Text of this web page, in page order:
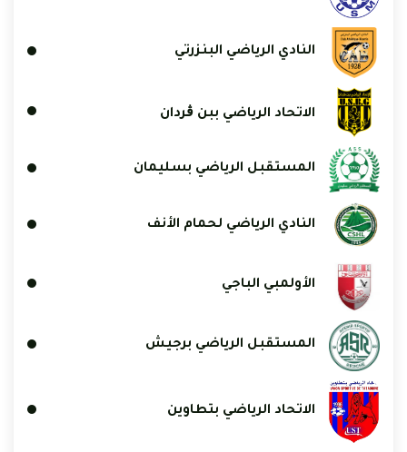
النادي الرياضي البنزرتي
الاتحاد الرياضي ببن ڨردان
المستقبل الرياضي بسليمان
النادي الرياضي لحمام الأنف
الأولمبي الباجي
المستقبل الرياضي برجيش
الاتحاد الرياضي بتطاوين